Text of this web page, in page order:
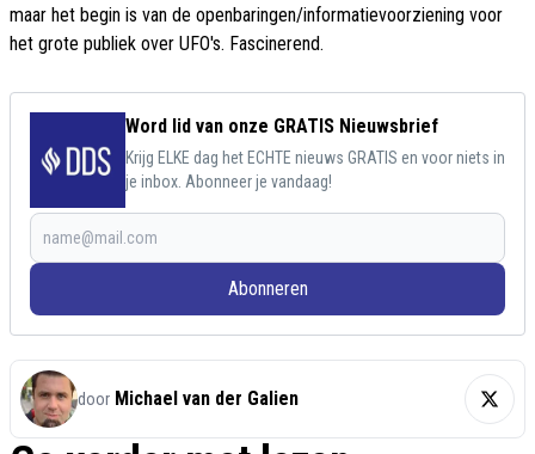
maar het begin is van de openbaringen/informatievoorziening voor
het grote publiek over UFO's. Fascinerend.
Word lid van onze GRATIS Nieuwsbrief
Krijg ELKE dag het ECHTE nieuws GRATIS en voor niets in
je inbox. Abonneer je vandaag!
Abonneren
door Michael van der Galien